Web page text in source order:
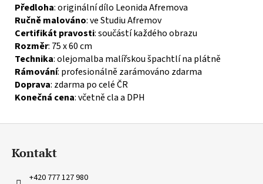
Předloha: originální dílo Leonida Afremova
Ručně malováno: ve Studiu Afremov
Certifikát pravosti: součástí každého obrazu
Rozměr: 75 x 60 cm
Technika: olejomalba malířskou špachtlí na plátně
Rámování: profesionálně zarámováno zdarma
Doprava: zdarma po celé ČR
Konečná cena: včetně cla a DPH
Kontakt
+420 777 127 980